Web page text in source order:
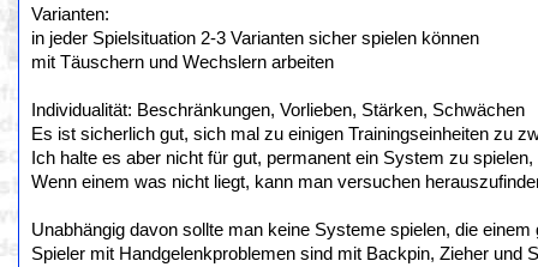
Varianten:
in jeder Spielsituation 2-3 Varianten sicher spielen können
mit Täuschern und Wechslern arbeiten
Individualität: Beschränkungen, Vorlieben, Stärken, Schwächen
Es ist sicherlich gut, sich mal zu einigen Trainingseinheiten zu
Ich halte es aber nicht für gut, permanent ein System zu
Wenn einem was nicht liegt, kann man versuchen
Unabhängig davon sollte man keine Systeme spielen, die
Spieler mit Handgelenkproblemen sind mit Backpin, Zieher und